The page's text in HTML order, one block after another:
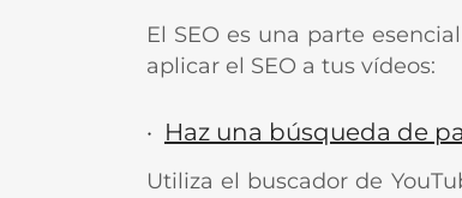
El SEO es una parte
aplicar el SEO a tus vídeos:
· Haz una búsqueda de
Utiliza el buscador de